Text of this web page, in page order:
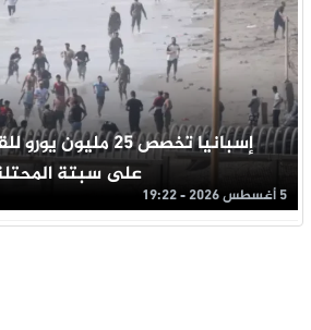
إسبانيا تخصص 25
على سبتة
5 أغسطس 2026 - 19:22